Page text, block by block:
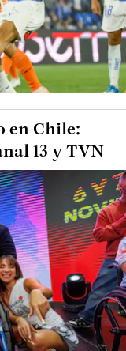
en Chile:
13 y TVN